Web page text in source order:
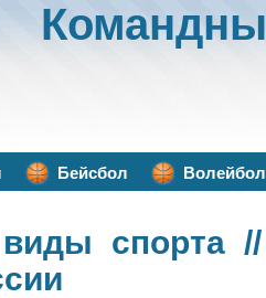
Бейсбол Волейбол
спорта